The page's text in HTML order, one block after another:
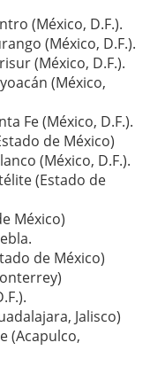
(México, D.F.).
(México, D.F.).
(México, D.F.).
(México,
Fe (México, D.F.).
de México)
(México, D.F.).
(Estado de
México)
de México)
Jalisco)
(Acapulco,